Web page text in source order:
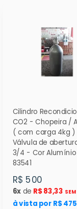
Cilindro
CO2 - Chopeira /
( com carga 4kg
Válvula de
3/4 - Cor
83541
R$ 500
6xde R$ 83,33
à vista por R$